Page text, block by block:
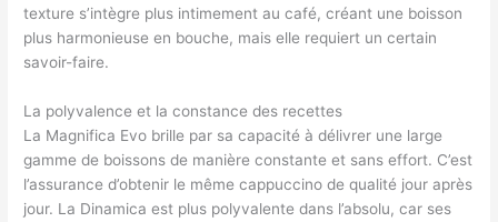
texture s’intègre plus intimement au café, créant une boisson
plus harmonieuse en bouche, mais elle requiert un certain
savoir-faire.
La polyvalence et la constance des recettes
La Magnifica Evo brille par sa capacité à délivrer une large
gamme de boissons de manière constante et sans effort. C’est
l’assurance d’obtenir le même cappuccino de qualité jour après
jour. La Dinamica est plus polyvalente dans l’absolu, car ses